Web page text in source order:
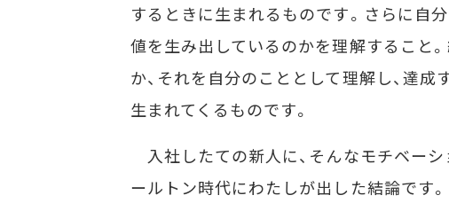
するときに生まれるものです。さらに自
値を生み出しているのかを理解すること
か、それを自分のこととして理解し、達
生まれてくるものです。
入社したての新人に、そんなモチベーシ
ールトン時代にわたしが出した結論です。